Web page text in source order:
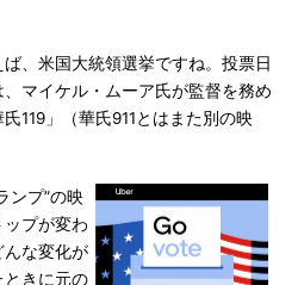
、米国大統領選挙ですね。投票日
マイケル・ムーア氏が監督を務め
119」（華氏911とはまた別の映
ンプ”の映
プが変わ
んな変化が
ときに元の